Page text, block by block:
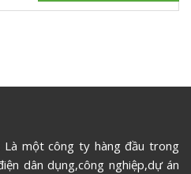
Là một công ty hàng đầu trong
dân dụng,công nghiệp,dự án